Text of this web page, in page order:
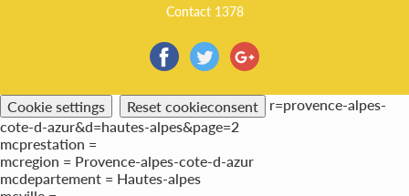
Contact 1378
Cookie settings Reset cookieconsent
r=provence-alpes-
cote-d-azur&d=hautes-alpes&page=2
mcprestation =
mcregion = Provence-alpes-cote-d-azur
mcdepartement = Hautes-alpes